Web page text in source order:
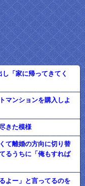
「家に帰ってきてく
マンションを購入しよ
きた模様
て離婚の方向に切り替
るうちに「俺もすれば
よー」と言ってるのを